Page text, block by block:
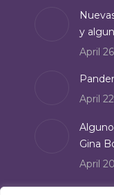
y
April
April
Gina
April